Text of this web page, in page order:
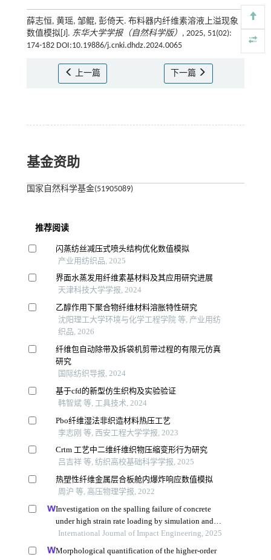
薛志恒, 黄瑶, 邹鲲, 彭倚天. 布料器内纤维素溶液上溢现象
数值模拟[J]. 东华大学学报（自然科学版） , 2025, 51(02):
174-182 DOI:10.19886/j.cnki.dhdz.2024.0065
上一篇 下一篇
基金资助
国家自然科学基金(51905089)